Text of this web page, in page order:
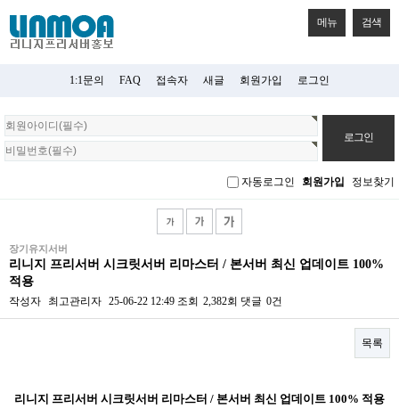
메뉴 검색
1:1문의 FAQ 접속자 새글 회원가입 로그인
회
원
로
자동로그인 회원가입 정보찾기
장기유지서버
리니지 프리서버 시크릿서버 리마스터 / 본서버 최신 업데이트 100%
적용
작성자 최고관리자 25-06-22 12:49 조회 2,382회 댓글 0건
목록
리니지 프리서버 시크릿서버 리마스터 / 본서버 최신 업데이트 100% 적용